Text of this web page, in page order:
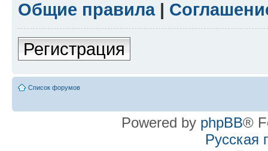
Общие правила|
Регистрация
Список форумов
Powered by phpBB®
Русская